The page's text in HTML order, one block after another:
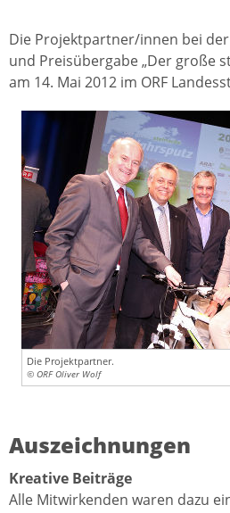
Die Projektpartner/innen bei
und Preisübergabe „Der große
am 14. Mai 2012 im ORF
Die Projektpartner.
© ORF Oliver Wolf
Auszeichnungen
Kreative Beiträge
Alle Mitwirkenden waren dazu